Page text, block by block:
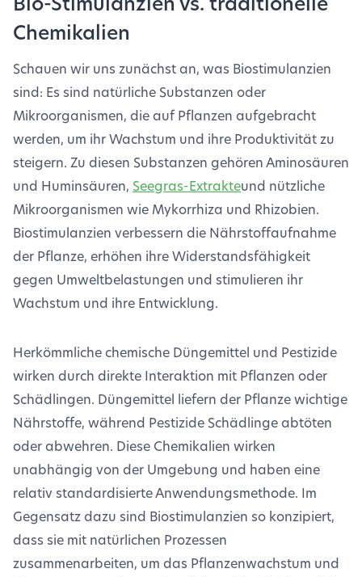
Chemikalien
Schauen wir uns zunächst an, was Biostimulanzien
sind: Es sind natürliche Substanzen oder
Mikroorganismen, die auf Pflanzen aufgebracht
werden, um ihr Wachstum und ihre Produktivität zu
steigern. Zu diesen Substanzen gehören Aminosäuren
und Huminsäuren, Seegras-Extrakteund nützliche
Mikroorganismen wie Mykorrhiza und Rhizobien.
Biostimulanzien verbessern die Nährstoffaufnahme
der Pflanze, erhöhen ihre Widerstandsfähigkeit
gegen Umweltbelastungen und stimulieren ihr
Wachstum und ihre Entwicklung.
Herkömmliche chemische Düngemittel und Pestizide
wirken durch direkte Interaktion mit Pflanzen oder
Schädlingen. Düngemittel liefern der Pflanze wichtige
Nährstoffe, während Pestizide Schädlinge abtöten
oder abwehren. Diese Chemikalien wirken
unabhängig von der Umgebung und haben eine
relativ standardisierte Anwendungsmethode. Im
Gegensatz dazu sind Biostimulanzien so konzipiert,
dass sie mit natürlichen Prozessen
zusammenarbeiten, um das Pflanzenwachstum und